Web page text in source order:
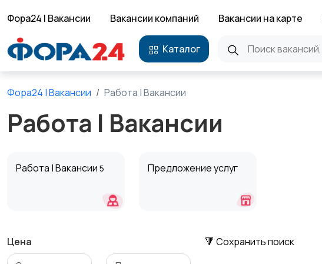
Фора24 | Вакансии Вакансии компаний Вакансии на карте
Каталог
Фора24 | Вакансии Работа | Вакансии
Работа | Вакансии
Работа | Вакансии 5 Предложение услуг
Цена 🔻 Сохранить поиск